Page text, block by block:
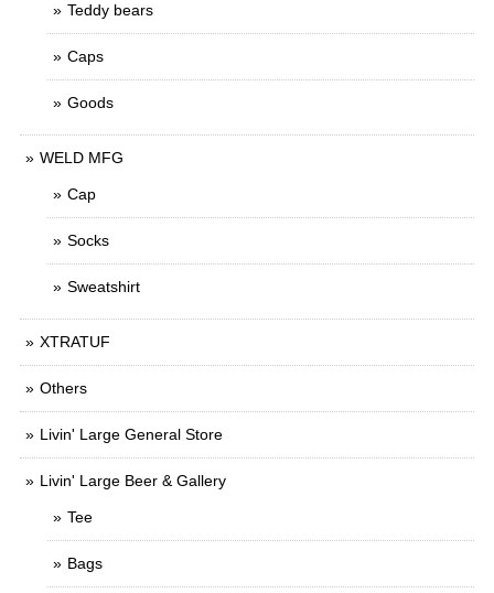
Teddy bears
Caps
Goods
WELD MFG
Cap
Socks
Sweatshirt
XTRATUF
Others
Livin' Large General Store
Livin' Large Beer & Gallery
Tee
Bags